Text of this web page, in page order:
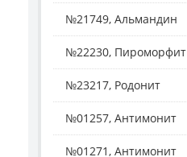
№21749, Альмандин
№22230, Пироморфит
№23217, Родонит
№01257, Антимонит
№01271, Антимонит